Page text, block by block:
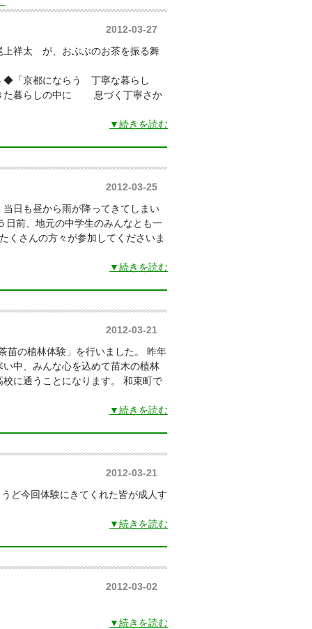
2012-03-27
祥太 が、おぶぶのお茶を振る舞
ならう 丁寧な暮らし
た暮らしの中に 息づく丁寧さか
▼続きを読む
2012-03-25
日も昼から雨が降ってきてしまい
日前、地元の中学生のみんなとも一
くさんの方々が参加してくださいま
▼続きを読む
2012-03-21
苗の植林体験」を行いました。 昨年
中、みんな心を込めて苗木の植林
に通うことになります。 和束町で
▼続きを読む
2012-03-21
ど今回体験にきてくれた皆が成人す
▼続きを読む
2012-03-02
▼続きを読む